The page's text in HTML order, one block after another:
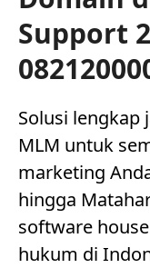
Support
Solusi lengkap
MLM untuk
marketing
hingga
software
hukum di